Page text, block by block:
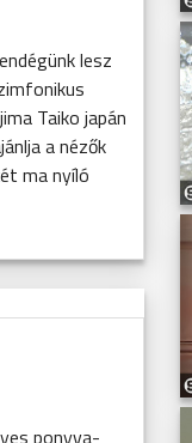
lesz
Taiko japán
a nézők
ma nyíló
ponyva-